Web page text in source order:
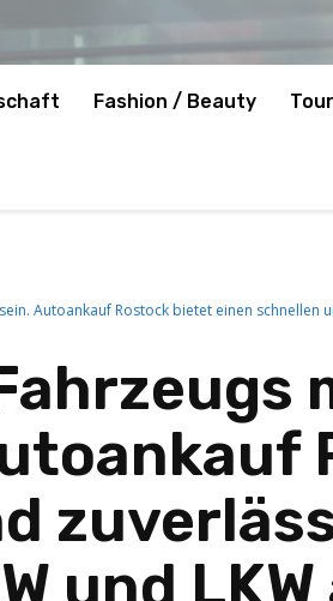
Fashion / Beauty
Autoankauf Rostock bietet einen schnellen
und